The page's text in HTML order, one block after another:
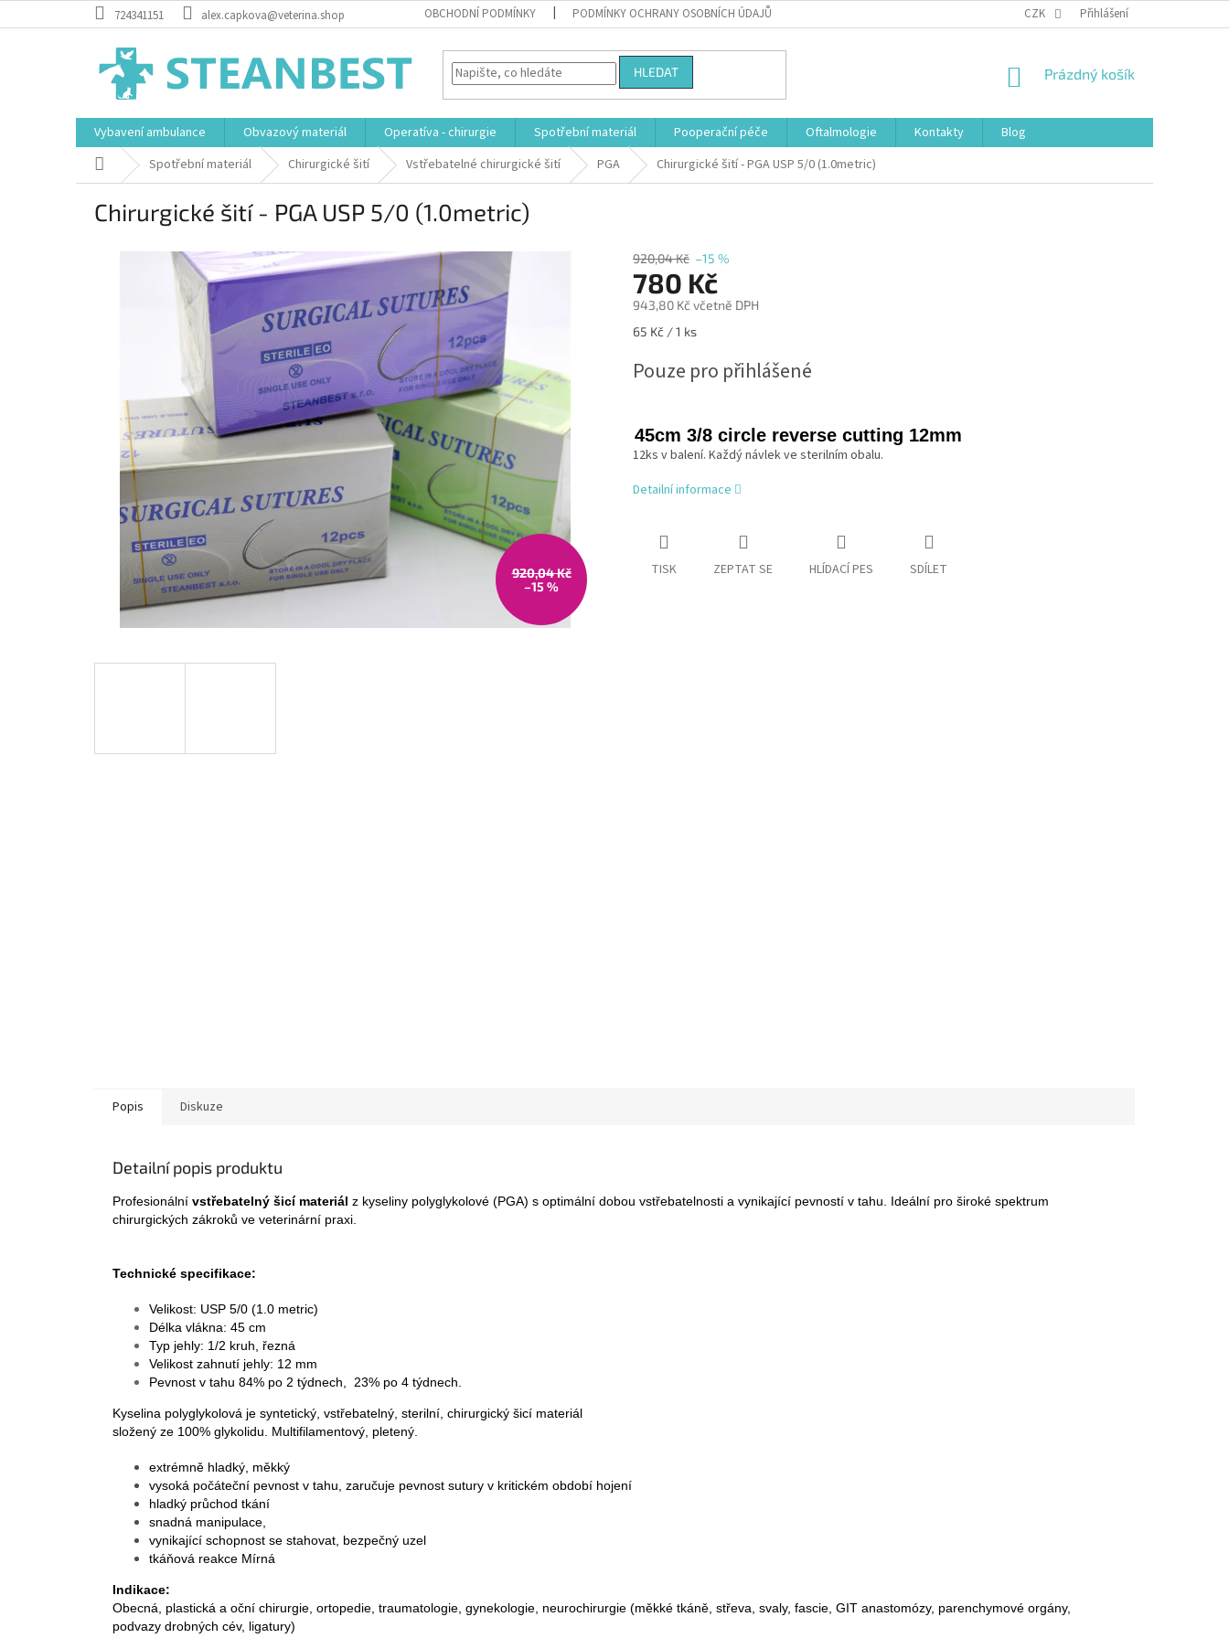
na
724341151 alex.capkova@veterina.shop OBCHODNÍ PODMÍNKY PODMÍNKY OCHRANY OSOBNÍCH ÚDAJŮ CZK Přihlášení
HLEDAT
NÁKUPNÍ
Prázdný košík
Vybavení ambulance Obvazový materiál Operatíva - chirurgie Spotřební materiál Pooperační péče Oftalmologie Kontakty
Blog
Domů Spotřební materiál Chirurgické šití Vstřebatelné chirurgické šití PGA Chirurgické šití - PGA USP 5/0 (1.0metric)
Chirurgické šití - PGA USP 5/0 (1.0metric)
920,04 Kč
–15 %
920,04 Kč –15 %
780 Kč
943,80 Kč včetně DPH
Měrná
65 Kč / 1 ks
Pouze pro přihlášené
45cm 3/8 circle reverse cutting 12mm
12ks v balení. Každý návlek ve sterilním obalu.
Detailní informace
TISK ZEPTAT SE HLÍDACÍ PES SDÍLET
Popis Diskuze
Detailní popis produktu
Profesionální vstřebatelný šicí materiál z kyseliny polyglykolové (PGA) s optimální dobou vstřebatelnosti a vynikající pevností v tahu. Ideální pro široké spektrum
chirurgických zákroků ve veterinární praxi.
Technické specifikace:
Velikost: USP 5/0 (1.0 metric)
Délka vlákna: 45 cm
Typ jehly: 1/2 kruh, řezná
Velikost zahnutí jehly: 12 mm
Pevnost v tahu 84% po 2 týdnech, 23% po 4 týdnech.
Kyselina polyglykolová je syntetický, vstřebatelný, sterilní, chirurgický šicí materiál
složený ze 100% glykolidu. Multifilamentový, pletený.
extrémně hladký, měkký
vysoká počáteční pevnost v tahu, zaručuje pevnost sutury v kritickém období hojení
hladký průchod tkání
snadná manipulace,
vynikající schopnost se stahovat, bezpečný uzel
tkáňová reakce Mírná
Indikace:
Obecná, plastická a oční chirurgie, ortopedie, traumatologie, gynekologie, neurochirurgie (měkké tkáně, střeva, svaly, fascie, GIT anastomózy, parenchymové orgány,
podvazy drobných cév, ligatury)